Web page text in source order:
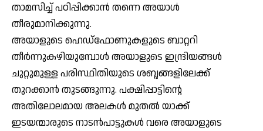
താമസിച്ച് പഠിപ്പിക്കാന്‍ തന്നെ അയാള്‍
തീരുമാനിക്കുന്നു.
അയാളുടെ ഹെഡ്ഫോണുകളുടെ ബാറ്ററി
തീര്‍ന്നുകഴിയുമ്പോള്‍ അയാളുടെ ഇന്ദ്രിയങ്ങള്‍
ചുറ്റുമുള്ള പരിസ്ഥിതിയുടെ ശബ്ദങ്ങളിലേക്ക്
തുറക്കാന്‍ തുടങ്ങുന്നു. പക്ഷിപ്പാട്ടിന്റെ
അതിലോലമായ അലകള്‍ മുതല്‍ യാക്ക്
ഇടയന്മാരുടെ നാടന്‍പാട്ടുകള്‍ വരെ അയാളുടെ